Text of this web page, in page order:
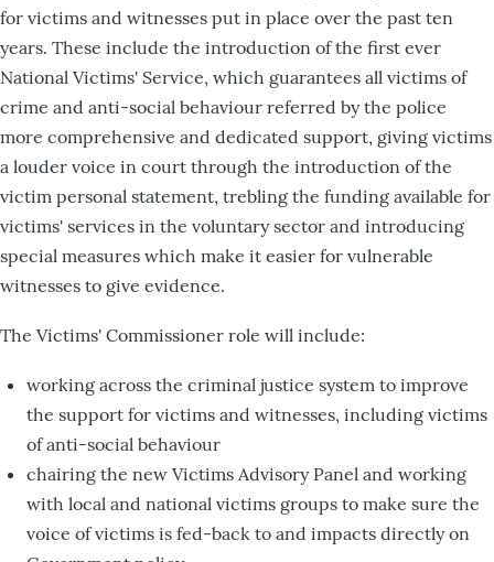
for victims and witnesses put in place over the past ten
years. These include the introduction of the first ever
National Victims' Service, which guarantees all victims of
crime and anti-social behaviour referred by the police
more comprehensive and dedicated support, giving victims
a louder voice in court through the introduction of the
victim personal statement, trebling the funding available for
victims' services in the voluntary sector and introducing
special measures which make it easier for vulnerable
witnesses to give evidence.
The Victims' Commissioner role will include:
working across the criminal justice system to improve
the support for victims and witnesses, including victims
of anti-social behaviour
chairing the new Victims Advisory Panel and working
with local and national victims groups to make sure the
voice of victims is fed-back to and impacts directly on